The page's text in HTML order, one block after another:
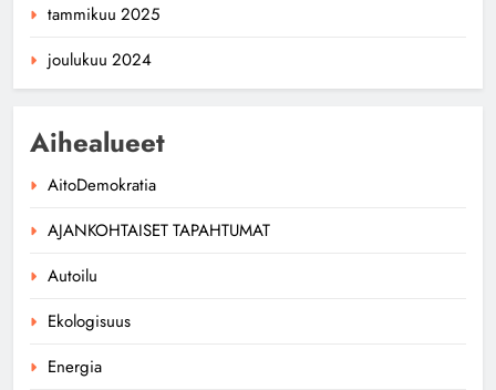
tammikuu 2025
joulukuu 2024
Aihealueet
AitoDemokratia
AJANKOHTAISET TAPAHTUMAT
Autoilu
Ekologisuus
Energia